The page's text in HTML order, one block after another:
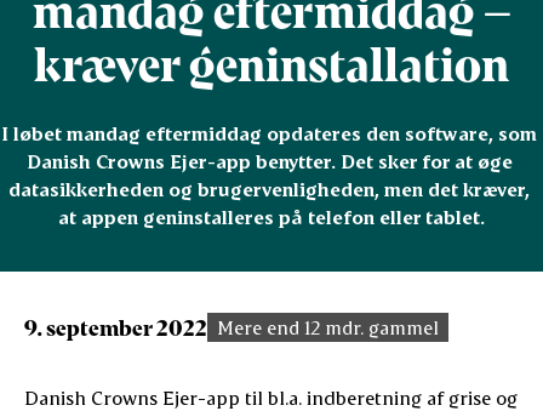
kræver geninstallation
I løbet mandag eftermiddag opdateres den software, som
Danish Crowns Ejer-app benytter. Det sker for at øge
datasikkerheden og brugervenligheden, men det kræver,
at appen geninstalleres på telefon eller tablet.
9. september 2022 Mere end 12 mdr. gammel
Danish Crowns Ejer-app til bl.a. indberetning af grise og